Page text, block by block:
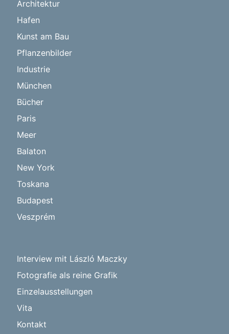
Architektur
Hafen
Kunst am Bau
Pflanzenbilder
Industrie
München
Bücher
Paris
Meer
Balaton
New York
Toskana
Budapest
Veszprém
Interview mit László Maczky
Fotografie als reine Grafik
Einzelausstellungen
Vita
Kontakt